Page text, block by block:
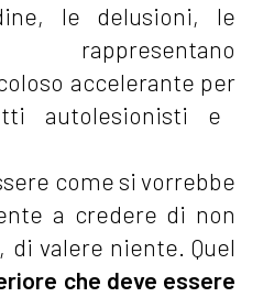
le delusioni, le
rappresentano
accelerante per
autolesionisti e
come si vorrebbe
a credere di non
di valere niente. Quel
che deve essere